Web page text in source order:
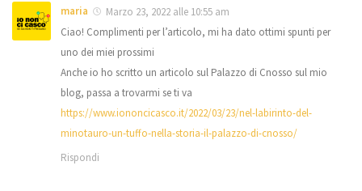
maria
Marzo 23, 2022 alle 10:55 am
Ciao! Complimenti per l’articolo, mi ha dato ottimi spunti per
uno dei miei prossimi
Anche io ho scritto un articolo sul Palazzo di Cnosso sul mio
blog, passa a trovarmi se ti va
https://www.iononcicasco.it/2022/03/23/nel-labirinto-del-
minotauro-un-tuffo-nella-storia-il-palazzo-di-cnosso/
Rispondi